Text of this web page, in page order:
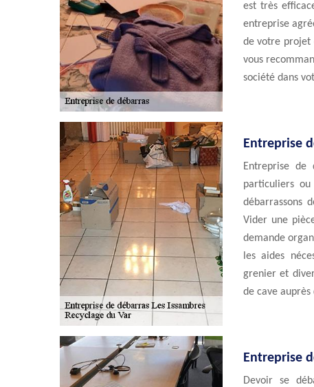
est très
entreprise
de votre projet
vous
société dans
Entreprise
Entreprise de
particuliers
débarrassons
Vider une
demande
les aides
grenier et
de cave
Entreprise
Devoir se